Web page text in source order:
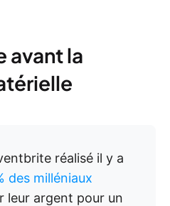
avant la
réalisé il y a
des milléniaux
leur argent pour un